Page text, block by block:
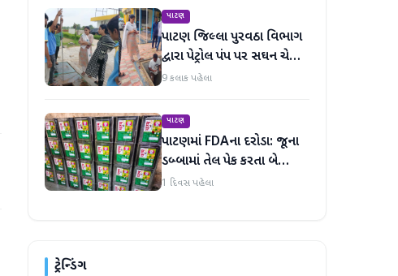
પાટણ
પાટણ જિલ્લા પુરવઠા વિભાગ
દ્વારા પેટ્રોલ પંપ પર સઘન ચેકિંગ
સઘન હાથ ધરાયું
9 કલાક પહેલા
પાટણ
પાટણમાં FDAના દરોડા: જૂના
ડબ્બામાં તેલ પેક કરતા બે
એકમો સીલ, રૂ. ૧૬.૧૪ લાખનો
1 દિવસ પહેલા
ટ્રેન્ડિંગ